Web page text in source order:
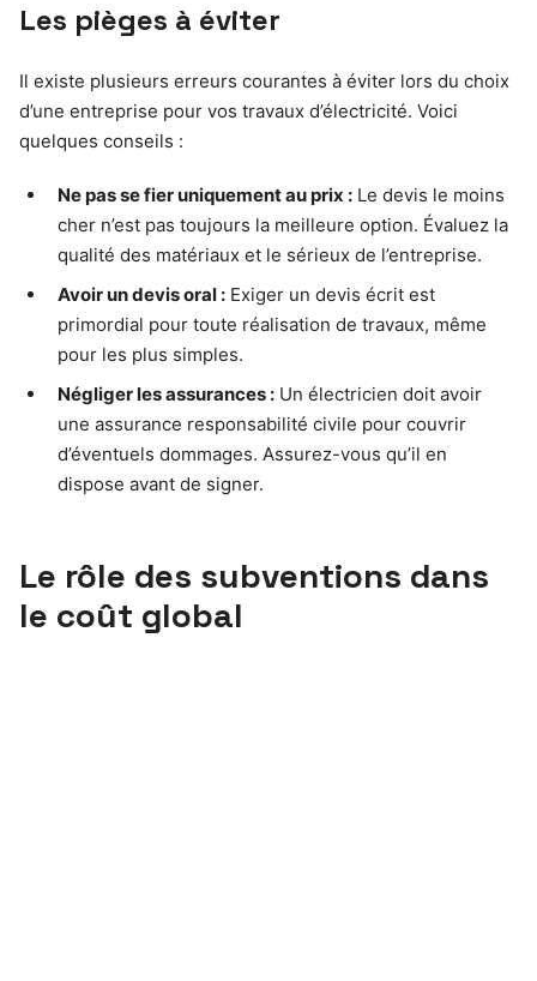
Les pièges à éviter
Il existe plusieurs erreurs courantes à éviter lors du choix
d’une entreprise pour vos travaux d’électricité. Voici
quelques conseils :
Ne pas se fier uniquement au prix : Le devis le moins
cher n’est pas toujours la meilleure option. Évaluez la
qualité des matériaux et le sérieux de l’entreprise.
Avoir un devis oral : Exiger un devis écrit est
primordial pour toute réalisation de travaux, même
pour les plus simples.
Négliger les assurances : Un électricien doit avoir
une assurance responsabilité civile pour couvrir
d’éventuels dommages. Assurez-vous qu’il en
dispose avant de signer.
Le rôle des subventions dans
le coût global